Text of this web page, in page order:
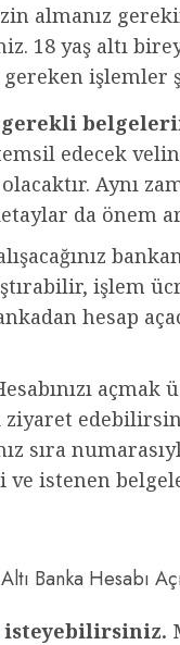
almanız
18 yaş altı
işlemler
edecek
Aynı
da önem
işlem
hesap
sıra
ve istenen
Altı Banka Hesabı
isteyebilirsiniz.